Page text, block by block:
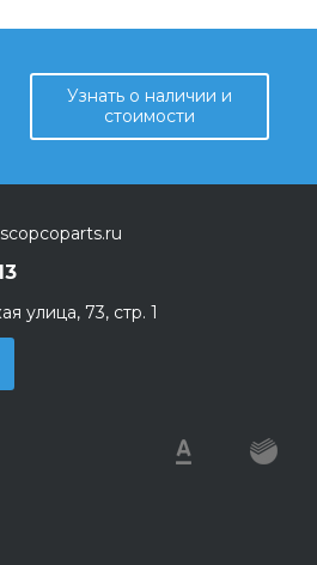
Узнать о наличии и
стоимости
улица, 73, стр. 1